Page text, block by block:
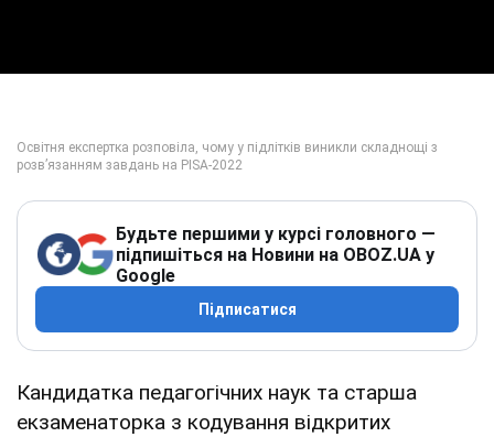
Будьте першими у курсі головного —
підпишіться на Новини на OBOZ.UA у
Google
Підписатися
Кандидатка педагогічних наук та старша
екзаменаторка з кодування відкритих